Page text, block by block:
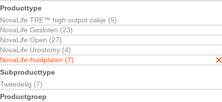
Producttype
NovaLife TRE™ high output zakje (5)
NovaLife Gesloten (23)
NovaLife Open (27)
NovaLife Urostomy (4)
NovaLife-huidplaten (7)
Subproducttype
Tweedelig (7)
Productgroep